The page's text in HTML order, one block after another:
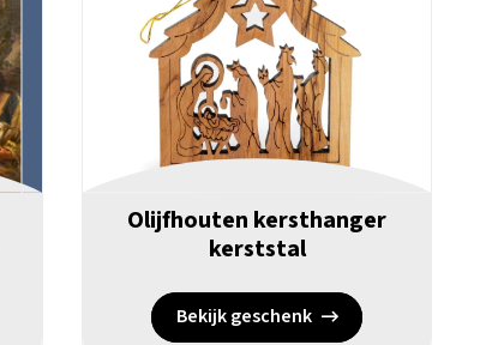
Olijfhouten kersthanger
kerststal
Bekijk geschenk